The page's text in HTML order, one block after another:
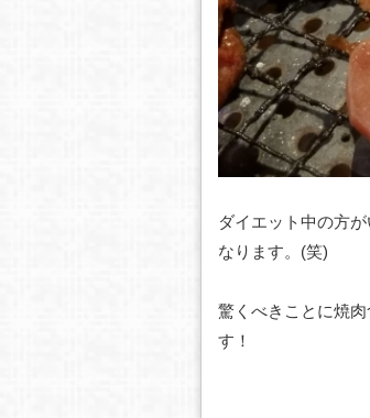
ダイエット中の方
なります。(笑)
驚くべきことに焼
す！